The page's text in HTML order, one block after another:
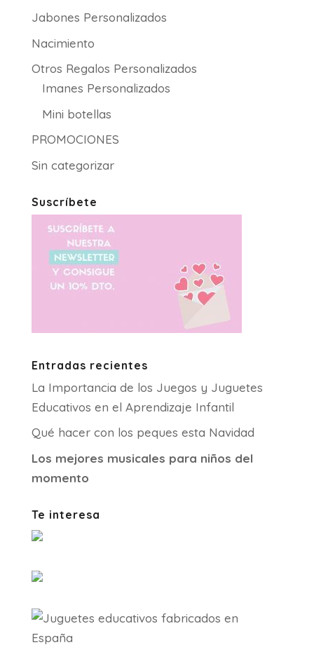
Jabones Personalizados
Nacimiento
Otros Regalos Personalizados
Imanes Personalizados
Mini botellas
PROMOCIONES
Sin categorizar
Suscríbete
Entradas recientes
La Importancia de los Juegos y Juguetes
Educativos en el Aprendizaje Infantil
Qué hacer con los peques esta Navidad
Los mejores musicales para niños del
momento
Te interesa